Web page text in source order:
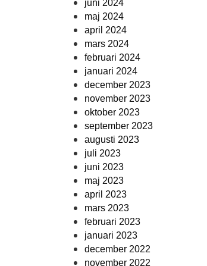
juni 2024
maj 2024
april 2024
mars 2024
februari 2024
januari 2024
december 2023
november 2023
oktober 2023
september 2023
augusti 2023
juli 2023
juni 2023
maj 2023
april 2023
mars 2023
februari 2023
januari 2023
december 2022
november 2022